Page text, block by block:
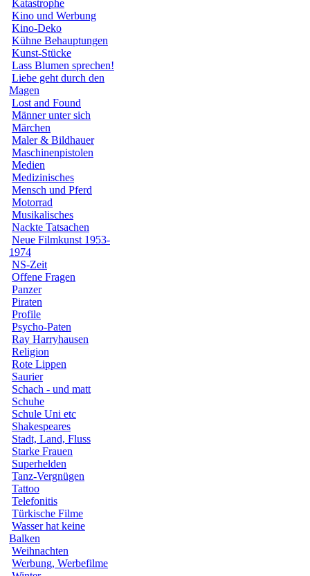
Katastrophe
Kino und Werbung
Kino-Deko
Kühne Behauptungen
Kunst-Stücke
Lass Blumen sprechen!
Liebe geht durch den
Magen
Lost and Found
Männer unter sich
Märchen
Maler & Bildhauer
Maschinenpistolen
Medien
Medizinisches
Mensch und Pferd
Motorrad
Musikalisches
Nackte Tatsachen
Neue Filmkunst 1953-
1974
NS-Zeit
Offene Fragen
Panzer
Piraten
Profile
Psycho-Paten
Ray Harryhausen
Religion
Rote Lippen
Saurier
Schach - und matt
Schuhe
Schule Uni etc
Shakespeares
Stadt, Land, Fluss
Starke Frauen
Superhelden
Tanz-Vergnügen
Tattoo
Telefonitis
Türkische Filme
Wasser hat keine
Balken
Weihnachten
Werbung, Werbefilme